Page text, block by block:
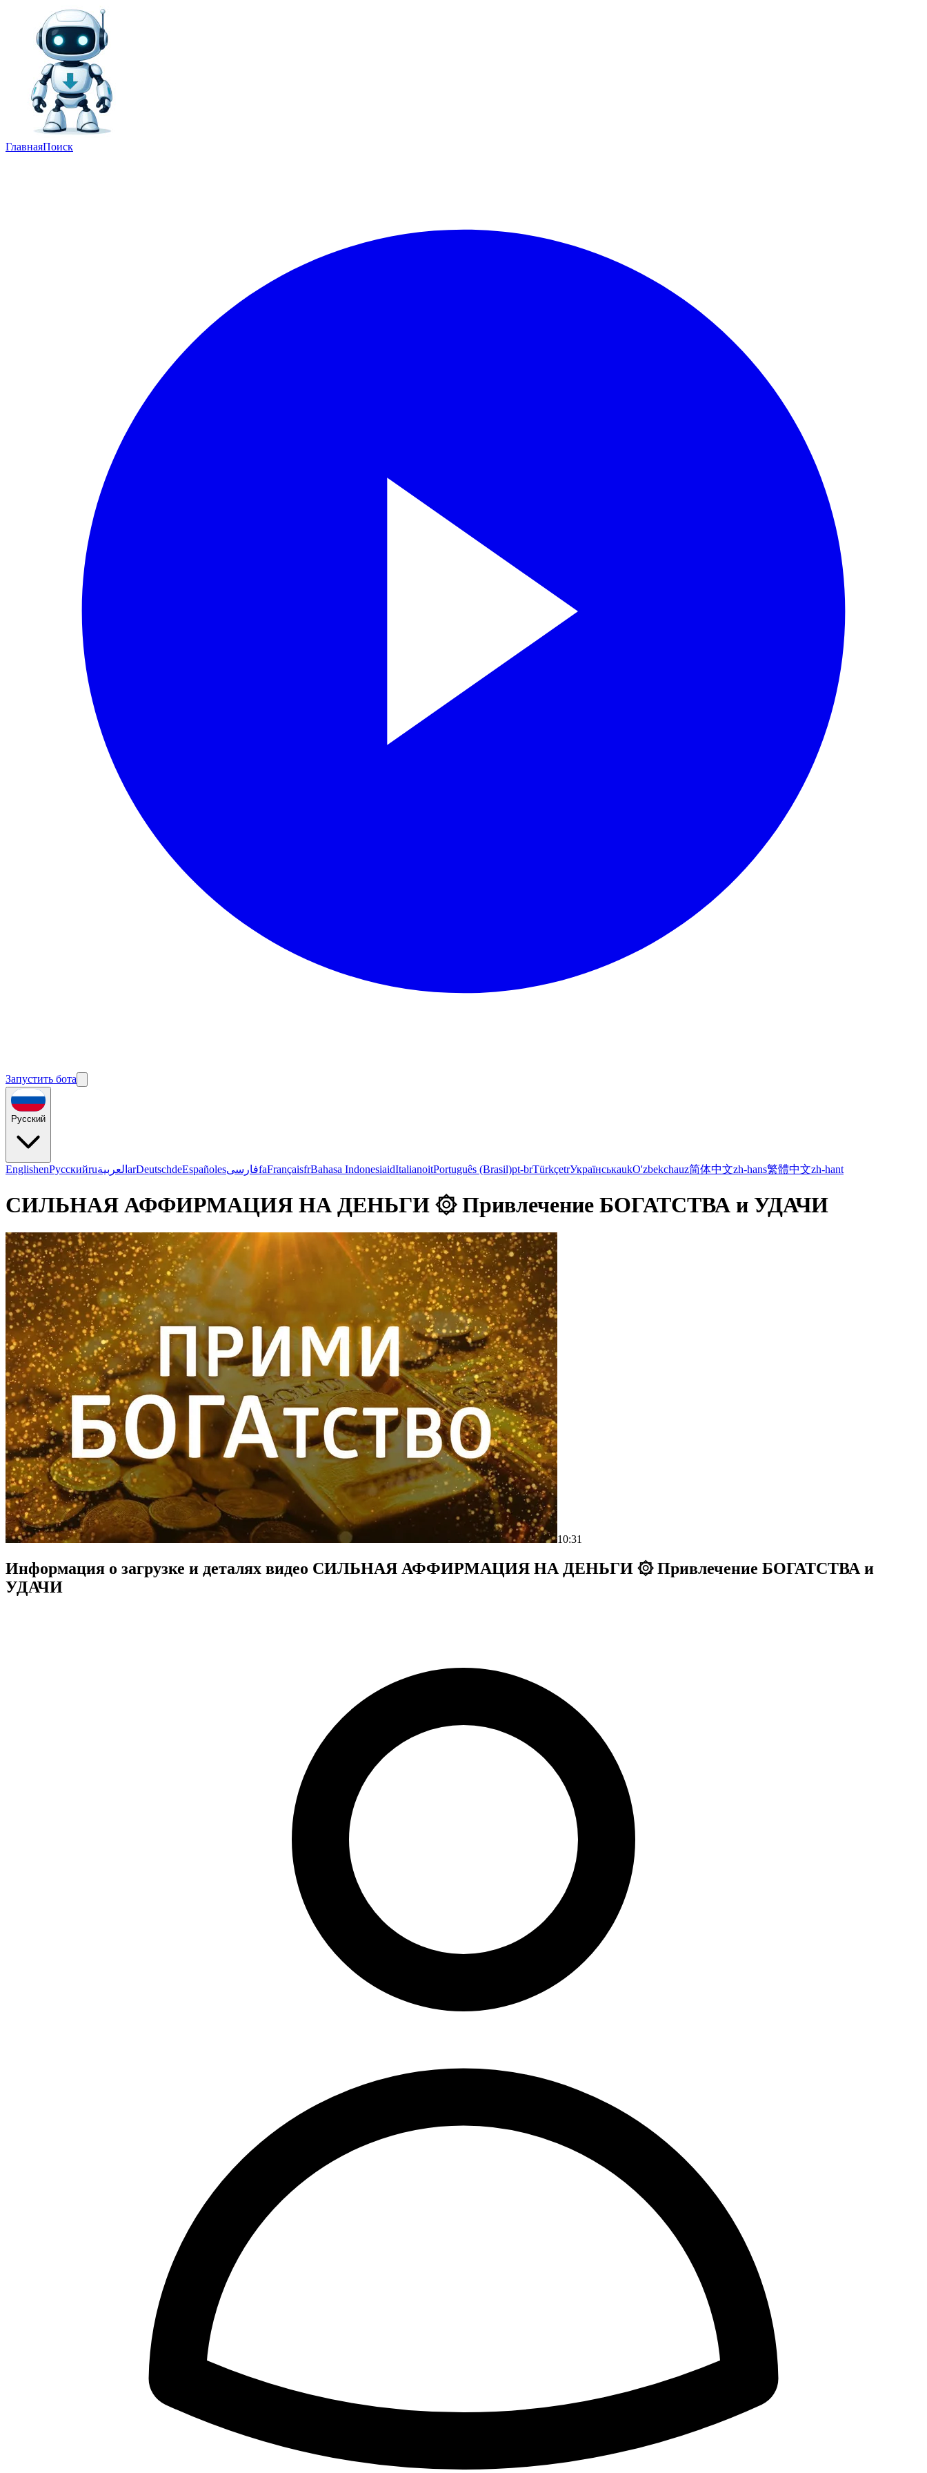
ГлавнаяПоиск
Запустить бота
Русский
EnglishenРусскийruالعربية arDeutschdeEspañolesفارسیfaFrançaisfrBahasa IndonesiaidItalianoitPortuguês (Brasil)pt-brTürkçetrУкраїнськаukO'zbekchauz简体中文zh-hans繁體中文zh-hant
СИЛЬНАЯ АФФИРМАЦИЯ НА ДЕНЬГИ ۞ Привлечение БОГАТСТВА и УДАЧИ
10:31
Информация о загрузке и деталях видео СИЛЬНАЯ АФФИРМАЦИЯ НА ДЕНЬГИ ۞ Привлечение БОГАТСТВА и
УДАЧИ